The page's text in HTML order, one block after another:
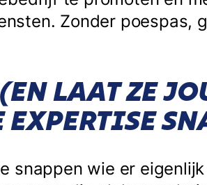
Zonder poespas,
LAAT ZE
EXPERTISE
snappen wie er